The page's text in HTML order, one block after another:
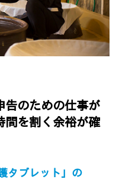
告のための仕事が
間を割く余裕が確
タブレット」の